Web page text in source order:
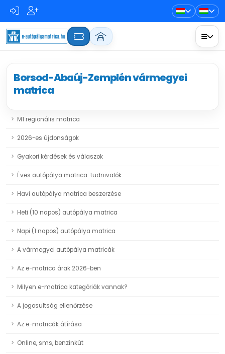
Borsod-Abaúj-Zemplén vármegyei
matrica
M1 regionális matrica
2026-es újdonságok
Gyakori kérdések és válaszok
Éves autópálya matrica: tudnivalók
Havi autópálya matrica beszerzése
Heti (10 napos) autópálya matrica
Napi (1 napos) autópálya matrica
A vármegyei autópálya matricák
Az e-matrica árak 2026-ben
Milyen e-matrica kategóriák vannak?
A jogosultság ellenőrzése
Az e-matricák átírása
Online, sms, benzinkút